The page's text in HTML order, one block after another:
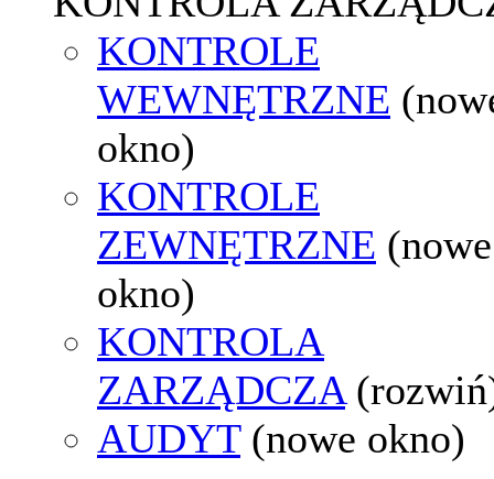
KONTROLE
WEWNĘTRZNE
okno)
KONTROLE
ZEWNĘTRZNE (nowe
okno)
KONTROLA
ZARZĄDCZA
AUDYT (nowe okno)